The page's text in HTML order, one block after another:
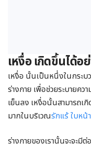
เหงื่อ เกิดขึ้นได้อ
เหงื่อ นั้นเป็นหนึ่งในกระบ
ร่างกาย เพื่อช่วยระบายคว
เย็นลง เหงื่อนั้นสามารถเ
มากในบริเวณรักแร้ใบหน้า
ร่างกายของเรานั้นจะจะมี